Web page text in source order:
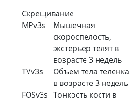
Скрещивание
MPv3s
Мышечная
скороспелость,
экстерьер телят в
возрасте 3 недель
TVv3s
Объем тела теленка
в возрасте 3 недель
FOSv3s Тонкость кости в